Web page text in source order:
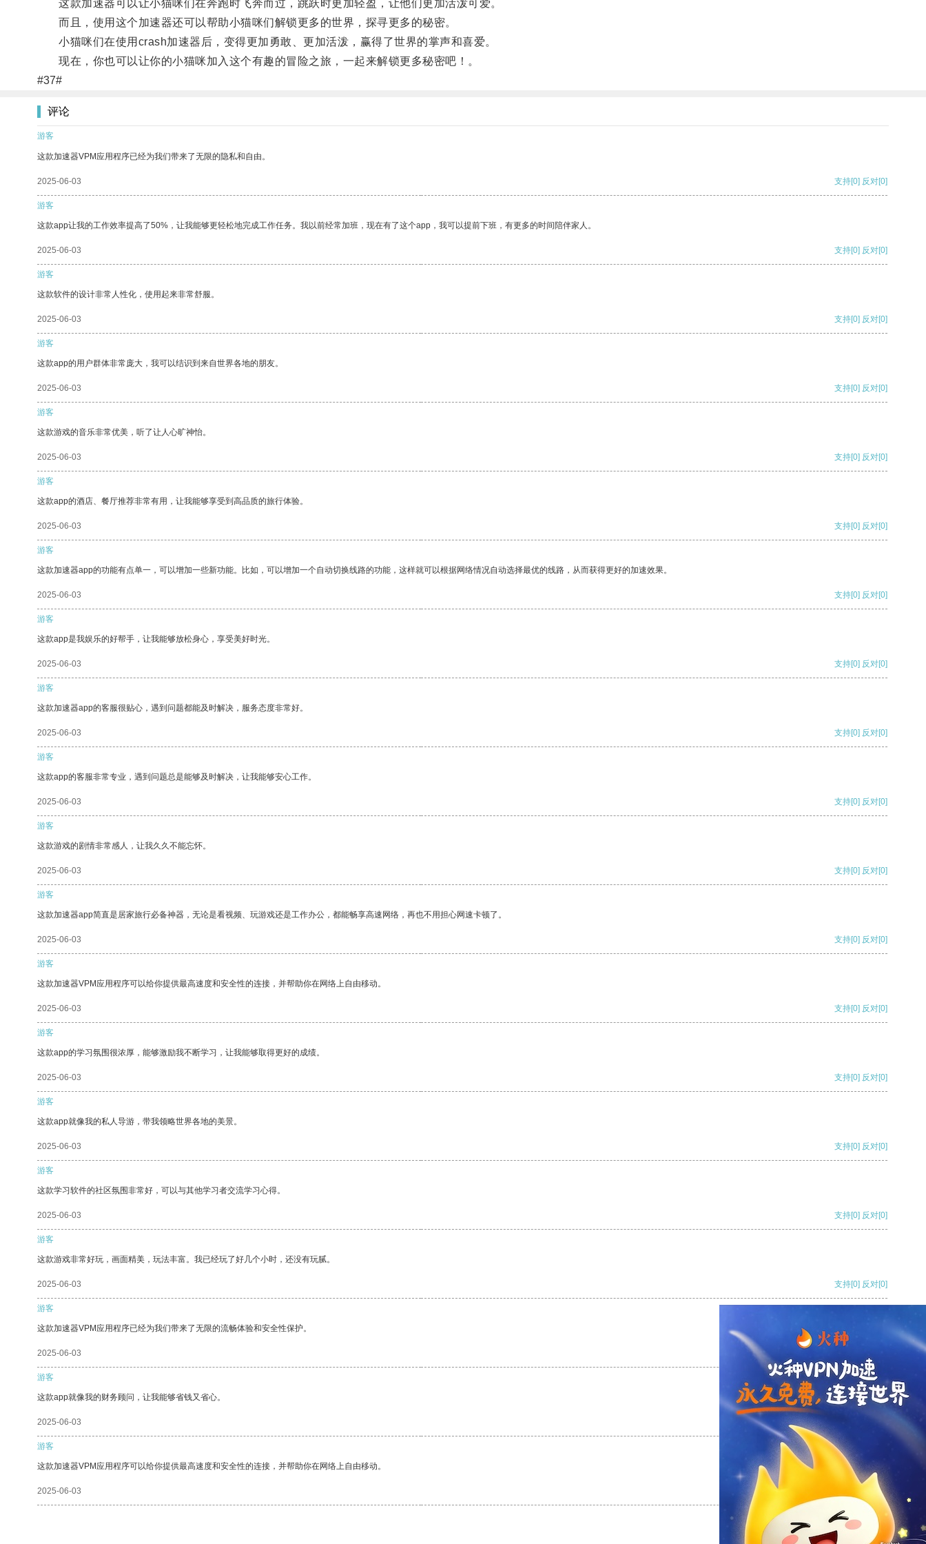
这款加速器可以让小猫咪们在奔跑时飞奔而过，跳跃时更加轻盈，让他们更加活泼可爱。
而且，使用这个加速器还可以帮助小猫咪们解锁更多的世界，探寻更多的秘密。
小猫咪们在使用crash加速器后，变得更加勇敢、更加活泼，赢得了世界的掌声和喜爱。
现在，你也可以让你的小猫咪加入这个有趣的冒险之旅，一起来解锁更多秘密吧！。
#37#
评论
游客
这款加速器VPM应用程序已经为我们带来了无限的隐私和自由。
2025-06-03 支持[0] 反对[0]
游客
这款app让我的工作效率提高了50%，让我能够更轻松地完成工作任务。我以前经常加班，现在有了这个app，我可以提前下班，有更多的时间陪伴家人。
2025-06-03 支持[0] 反对[0]
游客
这款软件的设计非常人性化，使用起来非常舒服。
2025-06-03 支持[0] 反对[0]
游客
这款app的用户群体非常庞大，我可以结识到来自世界各地的朋友。
2025-06-03 支持[0] 反对[0]
游客
这款游戏的音乐非常优美，听了让人心旷神怡。
2025-06-03 支持[0] 反对[0]
游客
这款app的酒店、餐厅推荐非常有用，让我能够享受到高品质的旅行体验。
2025-06-03 支持[0] 反对[0]
游客
这款加速器app的功能有点单一，可以增加一些新功能。比如，可以增加一个自动切换线路的功能，这样就可以根据网络情况自动选择最优的线路，从而获得更好的加速效果。
2025-06-03 支持[0] 反对[0]
游客
这款app是我娱乐的好帮手，让我能够放松身心，享受美好时光。
2025-06-03 支持[0] 反对[0]
游客
这款加速器app的客服很贴心，遇到问题都能及时解决，服务态度非常好。
2025-06-03 支持[0] 反对[0]
游客
这款app的客服非常专业，遇到问题总是能够及时解决，让我能够安心工作。
2025-06-03 支持[0] 反对[0]
游客
这款游戏的剧情非常感人，让我久久不能忘怀。
2025-06-03 支持[0] 反对[0]
游客
这款加速器app简直是居家旅行必备神器，无论是看视频、玩游戏还是工作办公，都能畅享高速网络，再也不用担心网速卡顿了。
2025-06-03 支持[0] 反对[0]
游客
这款加速器VPM应用程序可以给你提供最高速度和安全性的连接，并帮助你在网络上自由移动。
2025-06-03 支持[0] 反对[0]
游客
这款app的学习氛围很浓厚，能够激励我不断学习，让我能够取得更好的成绩。
2025-06-03 支持[0] 反对[0]
游客
这款app就像我的私人导游，带我领略世界各地的美景。
2025-06-03 支持[0] 反对[0]
游客
这款学习软件的社区氛围非常好，可以与其他学习者交流学习心得。
2025-06-03 支持[0] 反对[0]
游客
这款游戏非常好玩，画面精美，玩法丰富。我已经玩了好几个小时，还没有玩腻。
2025-06-03 支持[0] 反对[0]
游客
这款加速器VPM应用程序已经为我们带来了无限的流畅体验和安全性保护。
2025-06-03
游客
这款app就像我的财务顾问，让我能够省钱又省心。
2025-06-03 反对
游客
这款加速器VPM应用程序可以给你提供最高速度和安全性的连接，并帮助你在网络上自由移动。
2025-06-03 反对[0]